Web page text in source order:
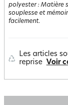
polyester: Matière
souplesse et
facilement.
Les articles
reprise Voir